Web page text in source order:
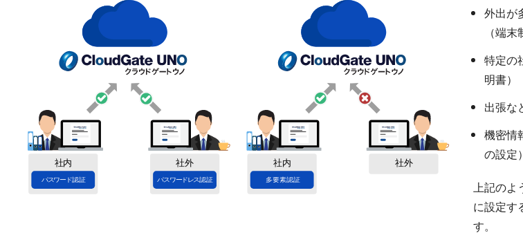
外出が
（端末
特定の
明書）
出張な
機密情
の設定）
上記のよ
に設定す
す。